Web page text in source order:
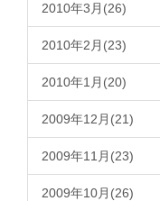
2010年3月(26)
2010年2月(23)
2010年1月(20)
2009年12月(21)
2009年11月(23)
2009年10月(26)